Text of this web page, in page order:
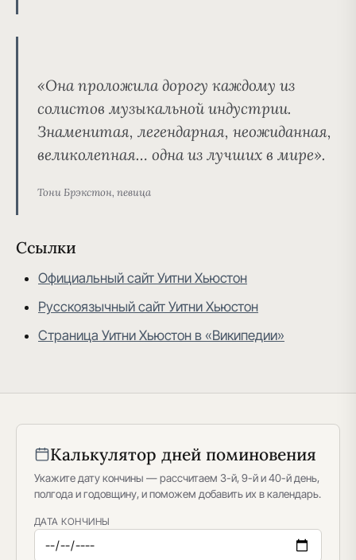
«Она проложила дорогу каждому из
солистов музыкальной индустрии.
Знаменитая, легендарная, неожиданная,
великолепная… одна из лучших в мире».
Тони Брэкстон, певица
Ссылки
Официальный сайт Уитни Хьюстон
Русскоязычный сайт Уитни Хьюстон
Страница Уитни Хьюстон в «Википедии»
Калькулятор дней поминовения
Укажите дату кончины — рассчитаем 3-й, 9-й и 40-й день,
полгода и годовщину, и поможем добавить их в календарь.
ДАТА КОНЧИНЫ